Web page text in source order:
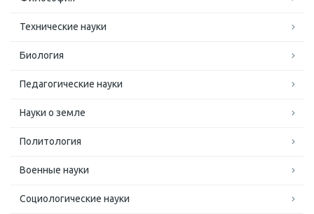
Технические науки
Биология
Педагогические науки
Науки о земле
Политология
Военные науки
Социологические науки